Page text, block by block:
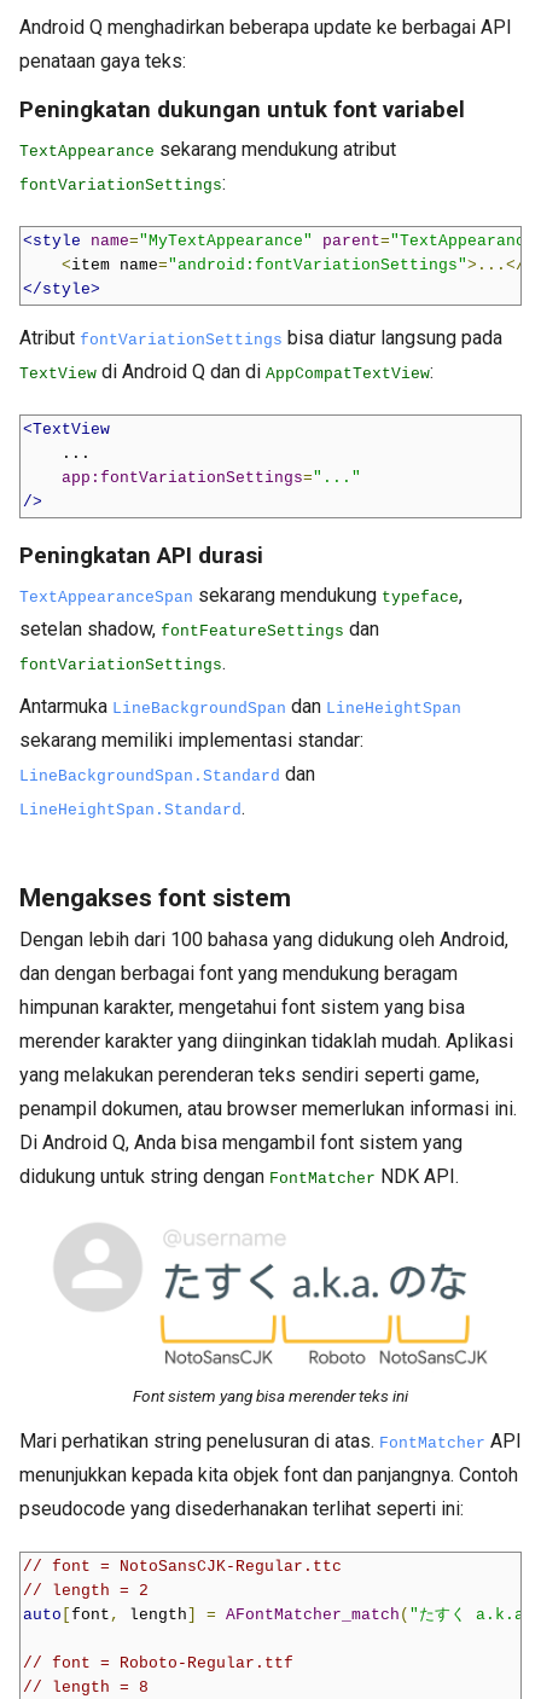
Android Q menghadirkan beberapa update ke berbagai API
penataan gaya teks:
Peningkatan dukungan untuk font variabel
TextAppearance sekarang mendukung atribut
fontVariationSettings:
<style name="MyTextAppearance" parent=
<item name="android:fontVariationSettings">...</
</style>
Atribut fontVariationSettings bisa diatur langsung pada
TextView di Android Q dan di AppCompatTextView:
<TextView
    ...
app:fontVariationSettings="..."
/>
Peningkatan API durasi
TextAppearanceSpan sekarang mendukung typeface,
setelan shadow, fontFeatureSettings dan
fontVariationSettings.
Antarmuka LineBackgroundSpan dan LineHeightSpan
sekarang memiliki implementasi standar:
LineBackgroundSpan.Standard dan
LineHeightSpan.Standard.
Mengakses font sistem
Dengan lebih dari 100 bahasa yang didukung oleh Android,
dan dengan berbagai font yang mendukung beragam
himpunan karakter, mengetahui font sistem yang bisa
merender karakter yang diinginkan tidaklah mudah. Aplikasi
yang melakukan perenderan teks sendiri seperti game,
penampil dokumen, atau browser memerlukan informasi ini.
Di Android Q, Anda bisa mengambil font sistem yang
didukung untuk string dengan FontMatcher NDK API.
Font sistem yang bisa merender teks ini
Mari perhatikan string penelusuran di atas. FontMatcher API
menunjukkan kepada kita objek font dan panjangnya. Contoh
pseudocode yang disederhanakan terlihat seperti ini:
// font = NotoSansCJK-Regular.ttc
// length = 2
auto font , length = AFontMatcher_match ( "たすく a.k.a.
// font = Roboto-Regular.ttf
// length = 8